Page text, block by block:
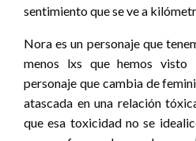
sentimiento que se ve a
Nora es un personaje que
menos lxs que hemos
personaje que cambia de
atascada en una relación
que esa toxicidad no se